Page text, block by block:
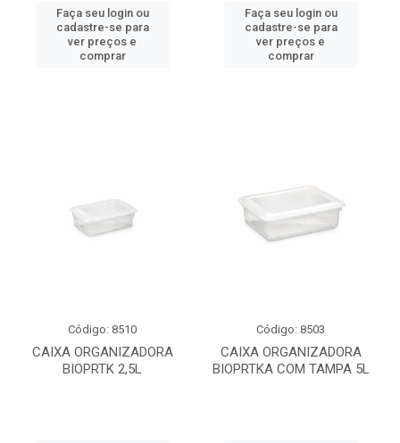
Faça seu login ou
cadastre-se para
ver preços e
comprar
Faça seu login ou
cadastre-se para
ver preços e
comprar
CAIXA ORGANIZADORA
BIOPRTK 2,5L
Código: 8510
CAIXA ORGANIZADORA
BIOPRTKA COM TAMPA 5L
Código: 8503